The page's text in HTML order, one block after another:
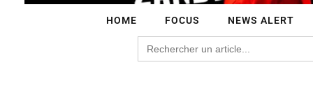
HOME FOCUS NEWS ALERT
Search
for: